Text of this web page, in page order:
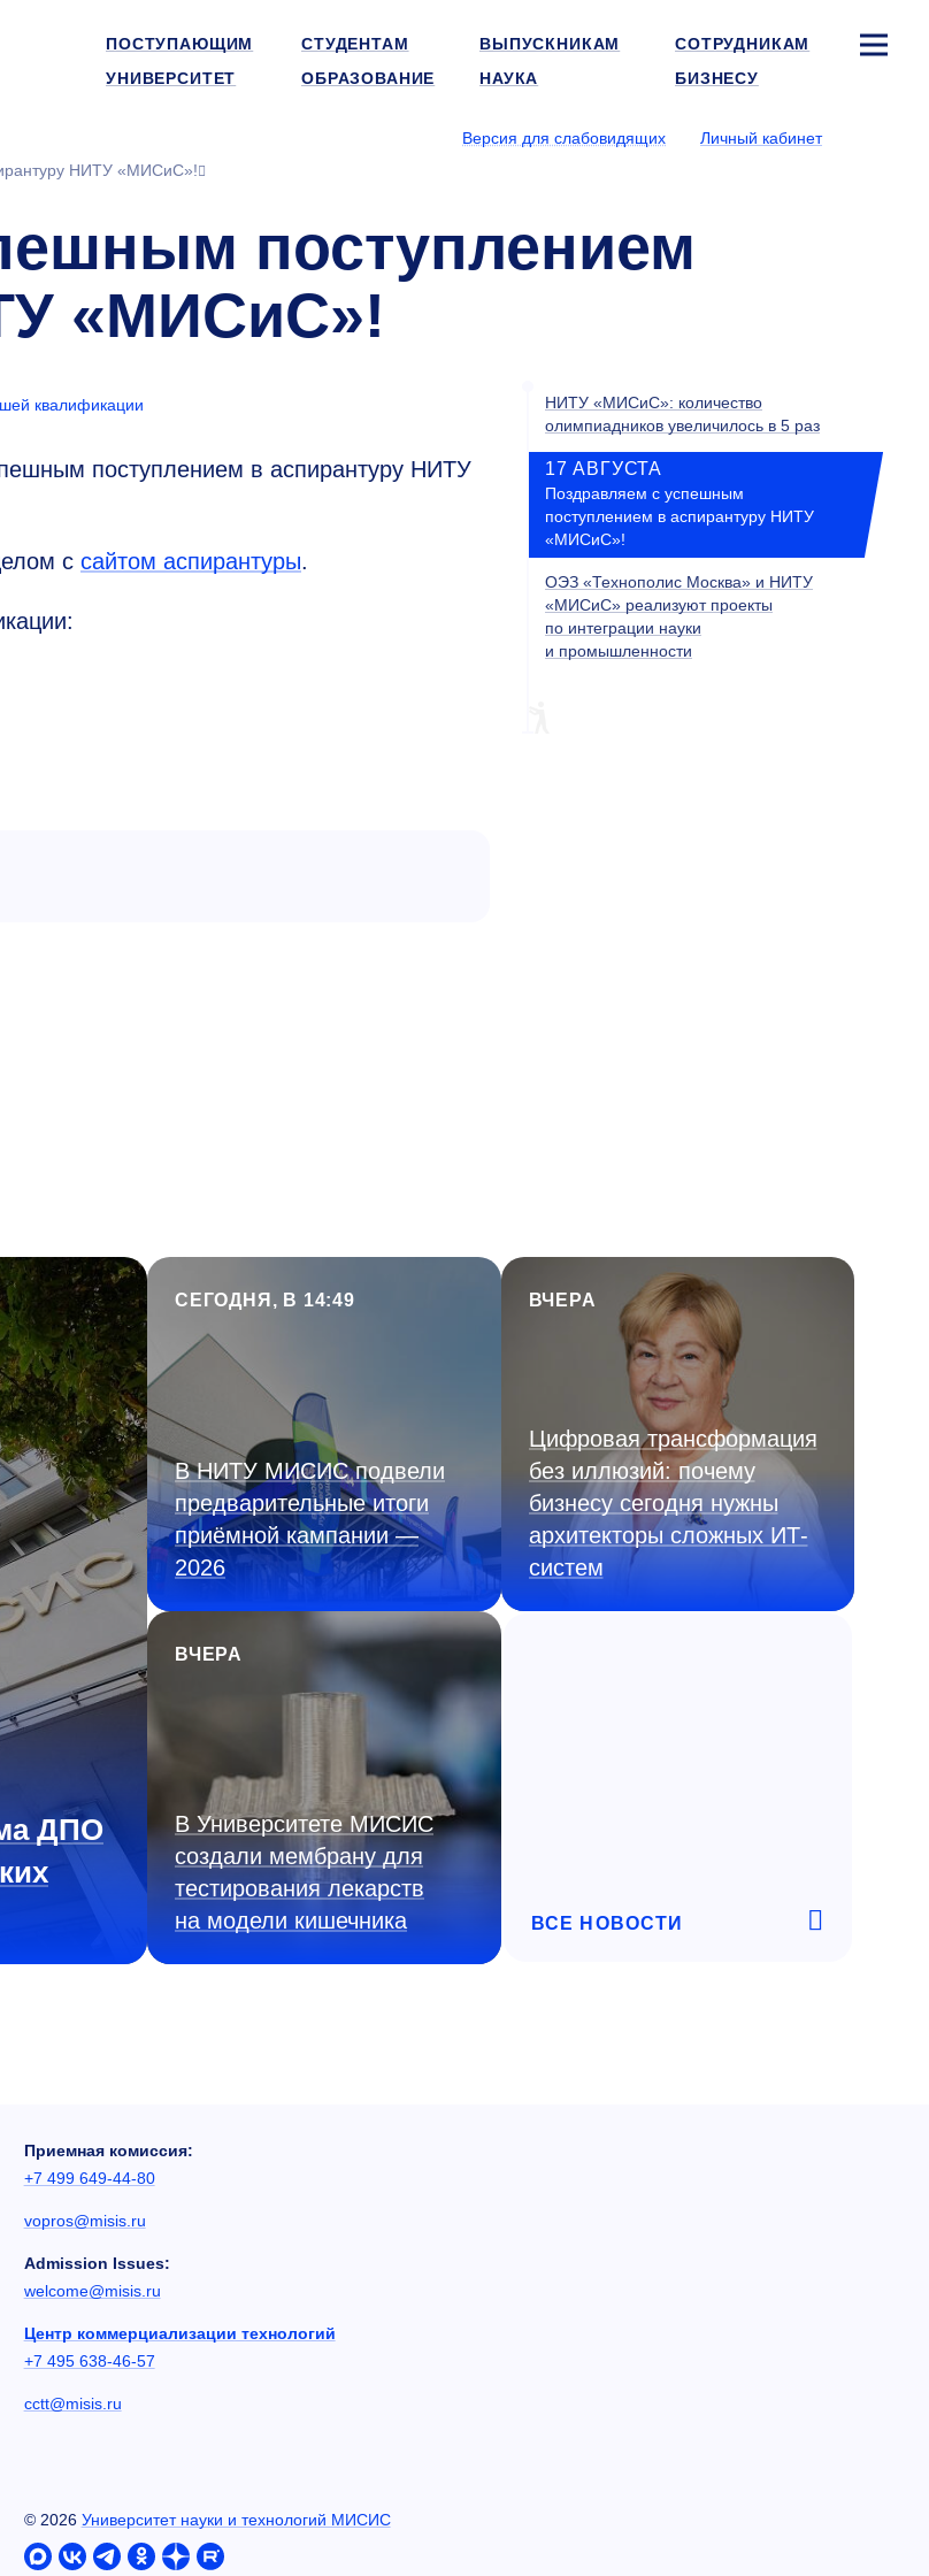
ПОСТУПАЮЩИМ СТУДЕНТАМ ВЫПУСКНИКАМ
СОТРУДНИКАМ
УНИВЕРСИТЕТ
ОБРАЗОВАНИЕ НАУКА БИЗНЕСУ
Версия для слабовидящих
Личный кабинет
НИТУ «МИСиС»!
поступлением
«МИСиС»!
квалификации
поступлением в аспирантуру НИТУ
с сайтом аспирантуры.
НИТУ «МИСиС»: количество
олимпиадников увеличилось в 5 раз
17 АВГУСТА
Поздравляем с успешным
поступлением в аспирантуру НИТУ
«МИСиС»!
ОЭЗ «Технополис Москва» и НИТУ
«МИСиС» реализуют проекты
по интеграции науки
и промышленности
ДПО
СЕГОДНЯ, В 14:49
В НИТУ МИСИС подвели
предварительные итоги
приёмной кампании —
2026
ВЧЕРА
Цифровая трансформация
без иллюзий: почему
бизнесу сегодня нужны
архитекторы сложных ИТ-
систем
ВЧЕРА
В Университете МИСИС
создали мембрану для
тестирования лекарств
на модели кишечника
ВСЕ НОВОСТИ
Приемная комиссия:
+7 499 649-44-80
vopros@misis.ru
Admission Issues:
welcome@misis.ru
Центр коммерциализации технологий
+7 495 638-46-57
cctt@misis.ru
© 2026 Университет науки и технологий МИСИС